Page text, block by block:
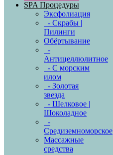
SPA Процедуры
Эксфолиация
- Скрабы |
Пилинги
Обёртывание
-
Антицеллюлитное
- С морским
илом
- Золотая
звезда
- Шелковое |
Шоколадное
-
Средиземноморское
Массажные
средства